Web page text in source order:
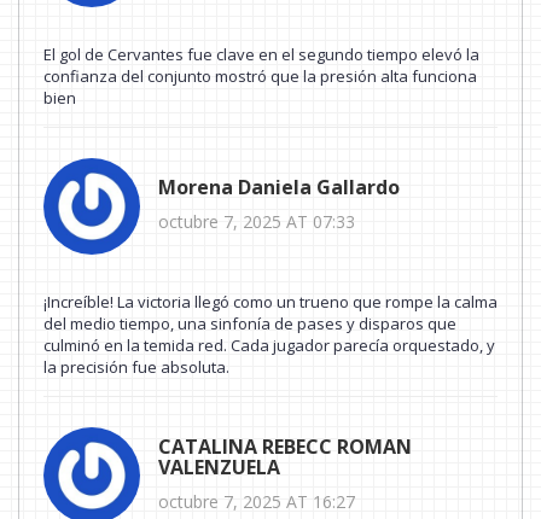
El gol de Cervantes fue clave en el segundo tiempo elevó la
confianza del conjunto mostró que la presión alta funciona
bien
Morena Daniela Gallardo
octubre 7, 2025 AT 07:33
¡Increíble! La victoria llegó como un trueno que rompe la calma
del medio tiempo, una sinfonía de pases y disparos que
culminó en la temida red. Cada jugador parecía orquestado, y
la precisión fue absoluta.
CATALINA REBECC ROMAN
VALENZUELA
octubre 7, 2025 AT 16:27